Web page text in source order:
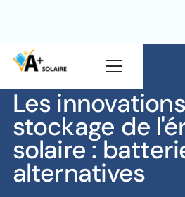
Blog Solaire
Les
stockage de
solaire :
alternatives